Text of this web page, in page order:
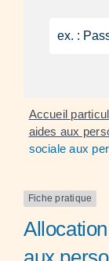
Accueil
aides aux
sociale aux
Fiche pratique